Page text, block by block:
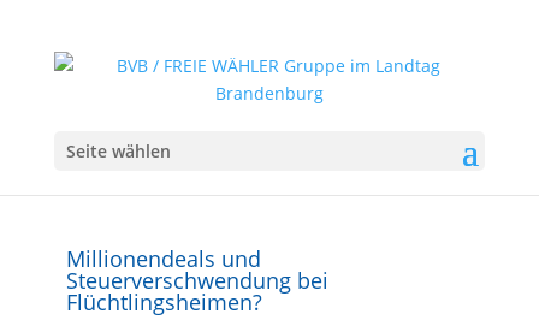
Seite wählen
Millionendeals und
Steuerverschwendung bei
Flüchtlingsheimen?